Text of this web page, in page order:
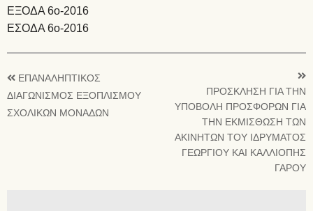
EΞΟΔΑ 6o-2016
ΕΣΟΔΑ 6ο-2016
ΕΠΑΝΑΛΗΠΤΙΚΟΣ
ΔΙΑΓΩΝΙΣΜΟΣ ΕΞΟΠΛΙΣΜΟΥ
ΣΧΟΛΙΚΩΝ ΜΟΝΑΔΩΝ
ΠΡΟΣΚΛΗΣΗ ΓΙΑ ΤΗΝ
ΥΠΟΒΟΛΗ ΠΡΟΣΦΟΡΩΝ ΓΙΑ
ΤΗΝ ΕΚΜΙΣΘΩΣΗ ΤΩΝ
ΑΚΙΝΗΤΩΝ ΤΟΥ ΙΔΡΥΜΑΤΟΣ
ΓΕΩΡΓΙΟΥ ΚΑΙ ΚΑΛΛΙΟΠΗΣ
ΓΑΡΟΥ